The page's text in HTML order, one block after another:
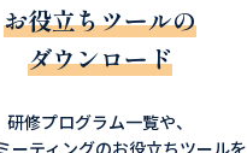
お役立ちツールの
ダウンロード
研修プログラム一覧や、
ーティングのお役立ちツールを